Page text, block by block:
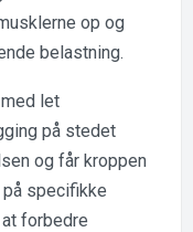
op og
belastning.
let
på stedet
og får kroppen
på specifikke
forbedre